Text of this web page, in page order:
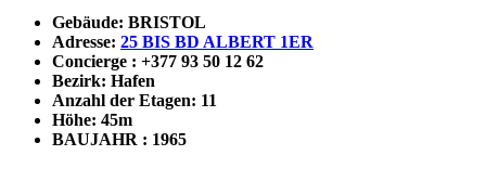
Gebäude: BRISTOL
Adresse: 25 BIS BD ALBERT 1ER
Concierge : +377 93 50 12 62
Bezirk: Hafen
Anzahl der Etagen: 11
Höhe: 45m
BAUJAHR : 1965